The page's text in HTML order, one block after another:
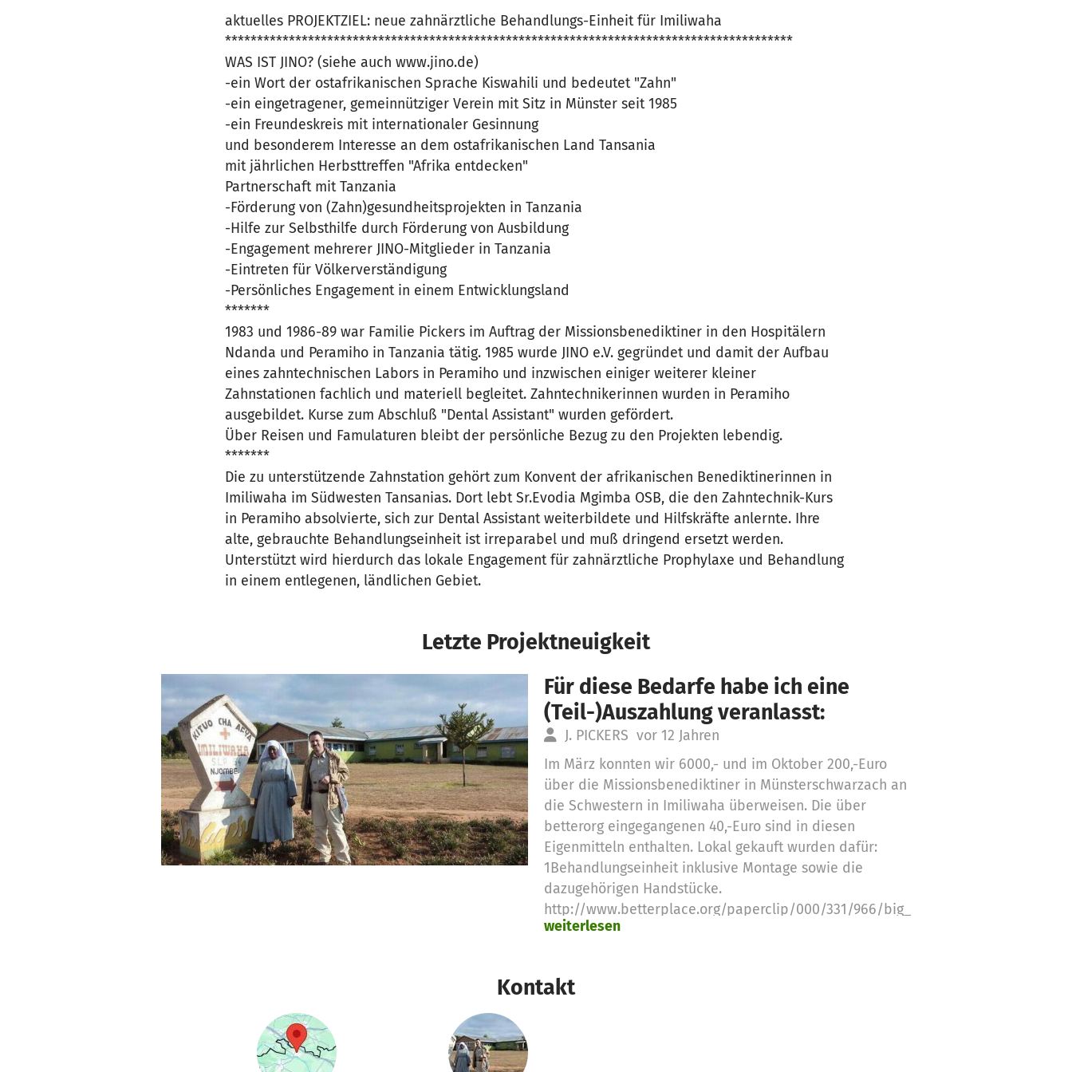
aktuelles PROJEKTZIEL: neue zahnärztliche Behandlungs-Einheit für Imiliwaha
*****************************************************************************************
WAS IST JINO? (siehe auch www.jino.de)
-ein Wort der ostafrikanischen Sprache Kiswahili und bedeutet "Zahn"
-ein eingetragener, gemeinnütziger Verein mit Sitz in Münster seit 1985
-ein Freundeskreis mit internationaler Gesinnung
und besonderem Interesse an dem ostafrikanischen Land Tansania
mit jährlichen Herbsttreffen "Afrika entdecken"
Partnerschaft mit Tanzania
-Förderung von (Zahn)gesundheitsprojekten in Tanzania
-Hilfe zur Selbsthilfe durch Förderung von Ausbildung
-Engagement mehrerer JINO-Mitglieder in Tanzania
-Eintreten für Völkerverständigung
-Persönliches Engagement in einem Entwicklungsland
*******
1983 und 1986-89 war Familie Pickers im Auftrag der Missionsbenediktiner in den Hospitälern
Ndanda und Peramiho in Tanzania tätig. 1985 wurde JINO e.V. gegründet und damit der Aufbau
eines zahntechnischen Labors in Peramiho und inzwischen einiger weiterer kleiner
Zahnstationen fachlich und materiell begleitet. Zahntechnikerinnen wurden in Peramiho
ausgebildet. Kurse zum Abschluß "Dental Assistant" wurden gefördert.
Über Reisen und Famulaturen bleibt der persönliche Bezug zu den Projekten lebendig.
*******
Die zu unterstützende Zahnstation gehört zum Konvent der afrikanischen Benediktinerinnen in
Imiliwaha im Südwesten Tansanias. Dort lebt Sr.Evodia Mgimba OSB, die den Zahntechnik-Kurs
in Peramiho absolvierte, sich zur Dental Assistant weiterbildete und Hilfskräfte anlernte. Ihre
alte, gebrauchte Behandlungseinheit ist irreparabel und muß dringend ersetzt werden.
Unterstützt wird hierdurch das lokale Engagement für zahnärztliche Prophylaxe und Behandlung
in einem entlegenen, ländlichen Gebiet.
Letzte Projektneuigkeit
Für diese Bedarfe habe ich eine
(Teil-)Auszahlung veranlasst:
J. PICKERS vor 12 Jahren
Im März konnten wir 6000,- und im Oktober 200,-Euro
über die Missionsbenediktiner in Münsterschwarzach an
die Schwestern in Imiliwaha überweisen. Die über
betterorg eingegangenen 40,-Euro sind in diesen
Eigenmitteln enthalten. Lokal gekauft wurden dafür:
1Behandlungseinheit inklusive Montage sowie die
dazugehörigen Handstücke.
http://www.betterplace.org/paperclip/000/331/966/big_imiliwaha.png
Es wurden 40,00 € Spendengelder für folgende Bedarfe
weiterlesen
Kontakt